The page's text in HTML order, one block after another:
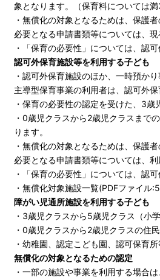
象となります。（保育料については
・無償化の対象となるためは、保護
必要となる申請書類等については、
・「保育の必要性」については、認
認可外保育施設等を利用する子ども
・認可外保育施設のほか、一時預か
主導型保育事業の利用者は、認可外
・保育の必要性の認定を受けた、3
・0歳児クラスから2歳児クラスまで
ります。
・無償化の対象となるためは、保護
必要となる申請書類等については、
・「保育の必要性」については、認
・ 無償化対象施設一覧(PDFファイル
障がい児通所施設を利用する子ども
・3歳児クラスから5歳児クラス（小
・0歳児クラスから2歳児クラスの住
・幼稚園、認定こども園、認可保育
無償化の対象となるための認定
・一部の施設や事業を利用する場合